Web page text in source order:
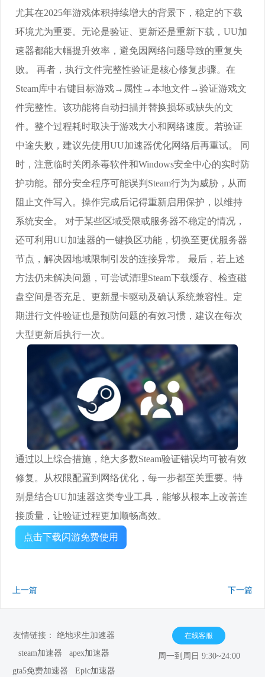
尤其在2025年游戏体积持续增大的背景下，稳定的下载
环境尤为重要。无论是验证、更新还是重新下载，UU加
速器都能大幅提升效率，避免因网络问题导致的重复失
败。 再者，执行文件完整性验证是核心修复步骤。在
Steam库中右键目标游戏→属性→本地文件→验证游戏文
件完整性。该功能将自动扫描并替换损坏或缺失的文
件。整个过程耗时取决于游戏大小和网络速度。若验证
中途失败，建议先使用UU加速器优化网络后再重试。 同
时，注意临时关闭杀毒软件和Windows安全中心的实时防
护功能。部分安全程序可能误判Steam行为为威胁，从而
阻止文件写入。操作完成后记得重新启用保护，以维持
系统安全。 对于某些区域受限或服务器不稳定的情况，
还可利用UU加速器的一键换区功能，切换至更优服务器
节点，解决因地域限制引发的连接异常。 最后，若上述
方法仍未解决问题，可尝试清理Steam下载缓存、检查磁
盘空间是否充足、更新显卡驱动及确认系统兼容性。定
期进行文件验证也是预防问题的有效习惯，建议在每次
大型更新后执行一次。
通过以上综合措施，绝大多数Steam验证错误均可被有效
修复。从权限配置到网络优化，每一步都至关重要。特
别是结合UU加速器这类专业工具，能够从根本上改善连
接质量，让验证过程更加顺畅高效。
点击下载闪游免费使用
上一篇 下一篇
友情链接： 绝地求生加速器
steam加速器
apex加速器
gta5免费加速器
Epic加速器
在线客服
周一到周日 9:30~24:00